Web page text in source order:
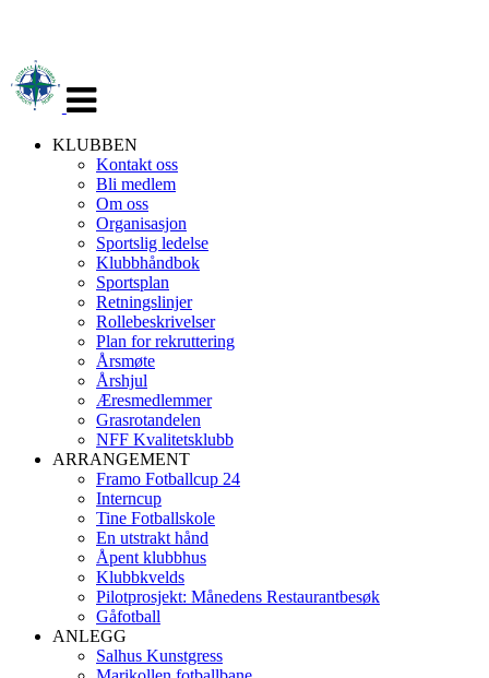
navigasjon
KLUBBEN
Kontakt oss
Bli medlem
Om oss
Organisasjon
Sportslig ledelse
Klubbhåndbok
Sportsplan
Retningslinjer
Rollebeskrivelser
Plan for rekruttering
Årsmøte
Årshjul
Æresmedlemmer
Grasrotandelen
NFF Kvalitetsklubb
ARRANGEMENT
Framo Fotballcup 24
Interncup
Tine Fotballskole
En utstrakt hånd
Åpent klubbhus
Klubbkvelds
Pilotprosjekt: Månedens Restaurantbesøk
Gåfotball
ANLEGG
Salhus Kunstgress